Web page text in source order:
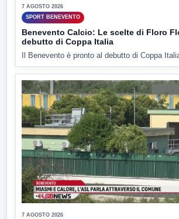
7 AGOSTO 2026
SPORT BENEVENTO
Benevento Calcio: Le scelte di Floro
debutto di Coppa Italia
Il Benevento è pronto al debutto di Coppa
7 AGOSTO 2026